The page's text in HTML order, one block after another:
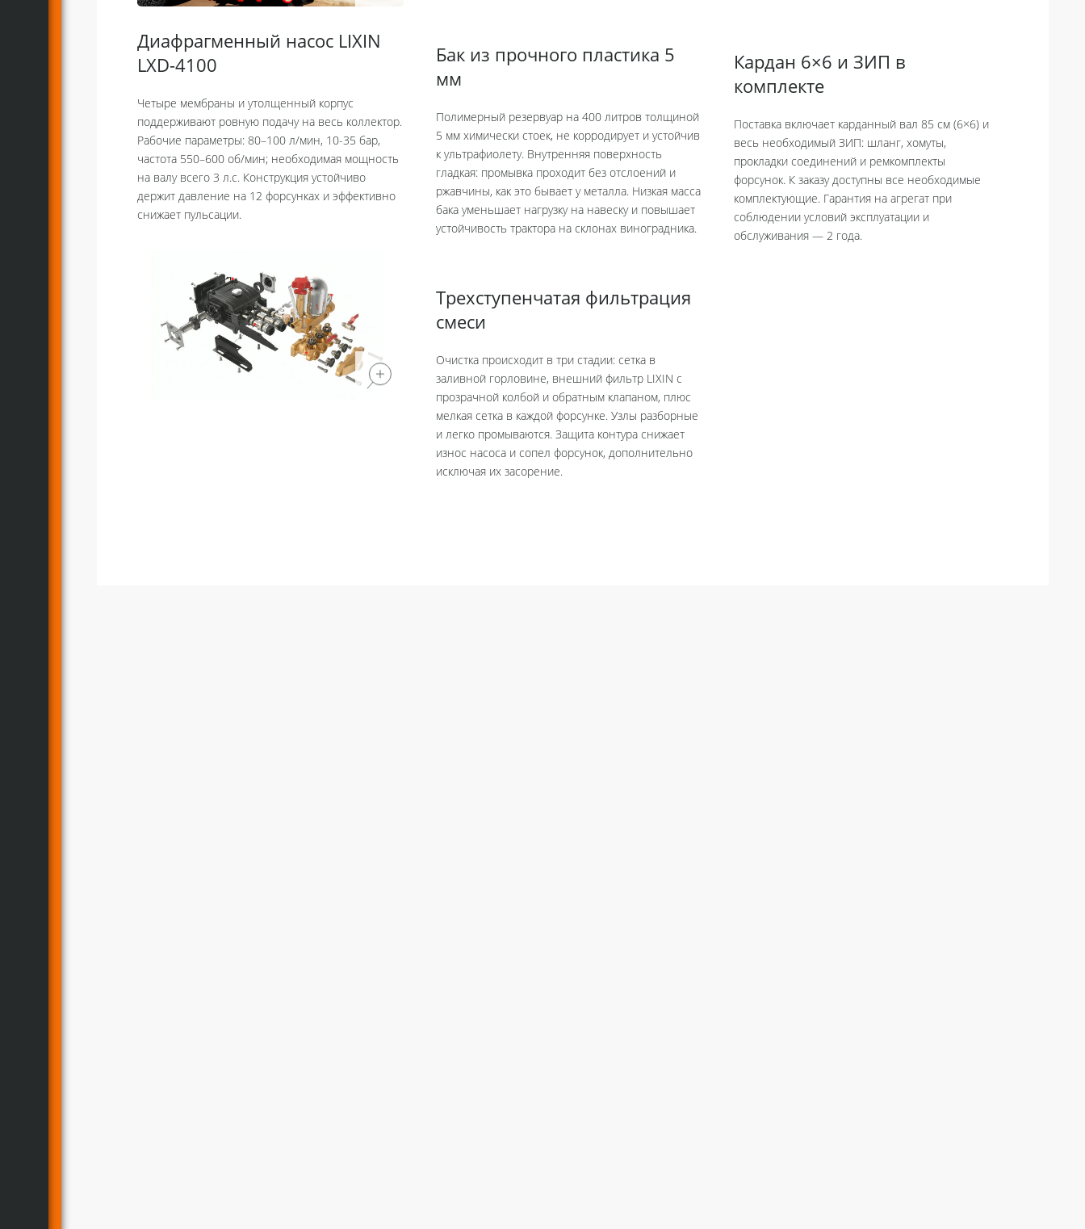
Диафрагменный насос LIXIN
LXD-4100
Четыре мембраны и утолщенный корпус
поддерживают ровную подачу на весь коллектор.
Рабочие параметры: 80–100 л/мин, 10-35 бар,
частота 550–600 об/мин; необходимая мощность
на валу всего 3 л.с. Конструкция устойчиво
держит давление на 12 форсунках и эффективно
снижает пульсации.
Бак из прочного пластика 5
мм
Полимерный резервуар на 400 литров толщиной
5 мм химически стоек, не корродирует и устойчив
к ультрафиолету. Внутренняя поверхность
гладкая: промывка проходит без отслоений и
ржавчины, как это бывает у металла. Низкая масса
бака уменьшает нагрузку на навеску и повышает
устойчивость трактора на склонах виноградника.
Трехступенчатая фильтрация
смеси
Очистка происходит в три стадии: сетка в
заливной горловине, внешний фильтр LIXIN с
прозрачной колбой и обратным клапаном, плюс
мелкая сетка в каждой форсунке. Узлы разборные
и легко промываются. Защита контура снижает
износ насоса и сопел форсунок, дополнительно
исключая их засорение.
Кардан 6×6 и ЗИП в
комплекте
Поставка включает карданный вал 85 см (6×6) и
весь необходимый ЗИП: шланг, хомуты,
прокладки соединений и ремкомплекты
форсунок. К заказу доступны все необходимые
комплектующие. Гарантия на агрегат при
соблюдении условий эксплуатации и
обслуживания — 2 года.